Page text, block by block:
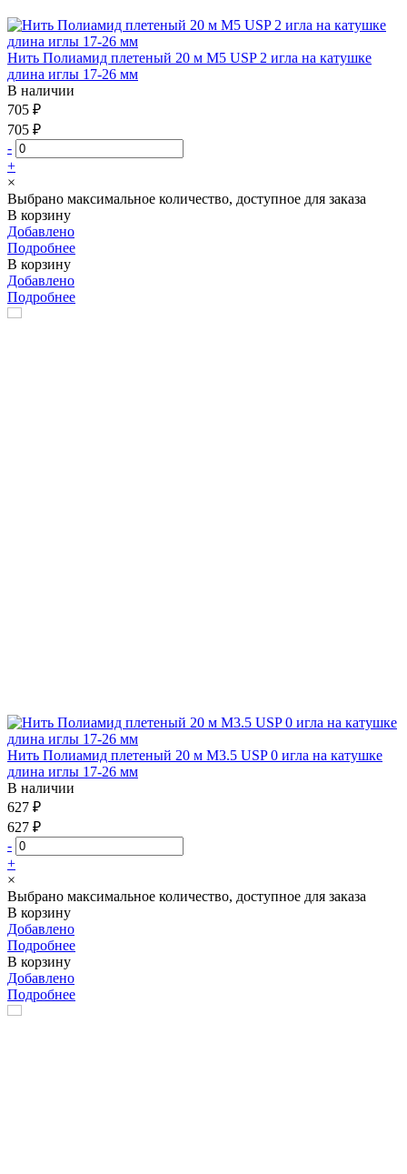
Нить Полиамид плетеный 20 м М5 USP 2 игла на катушке
длина иглы 17-26 мм
В наличии
705 ₽
705 ₽
-
+
×
Выбрано максимальное количество, доступное для заказа
В корзину
Добавлено
Подробнее
В корзину
Добавлено
Подробнее
Нить Полиамид плетеный 20 м М3.5 USP 0 игла на катушке
длина иглы 17-26 мм
В наличии
627 ₽
627 ₽
-
+
×
Выбрано максимальное количество, доступное для заказа
В корзину
Добавлено
Подробнее
В корзину
Добавлено
Подробнее